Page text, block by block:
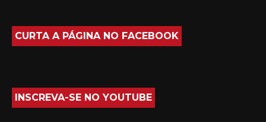
CURTA A PÁGINA NO FACEBOOK
INSCREVA-SE NO YOUTUBE